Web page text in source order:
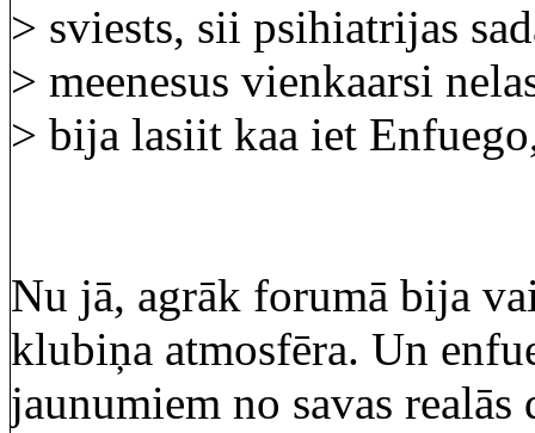
> sviests, sii psihiatrijas
> meenesus vienkaarsi
> bija lasiit kaa iet
Nu jā, agrāk forumā bija
klubiņa atmosfēra. Un
jaunumiem no savas